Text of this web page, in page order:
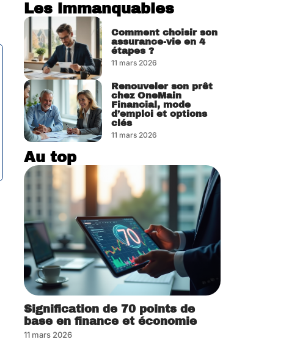
Les immanquables
Comment choisir son
assurance-vie en 4
étapes ?
11 mars 2026
Renouveler son prêt
chez OneMain
Financial, mode
d’emploi et options
clés
11 mars 2026
Au top
Signification de 70 points de
base en finance et économie
11 mars 2026